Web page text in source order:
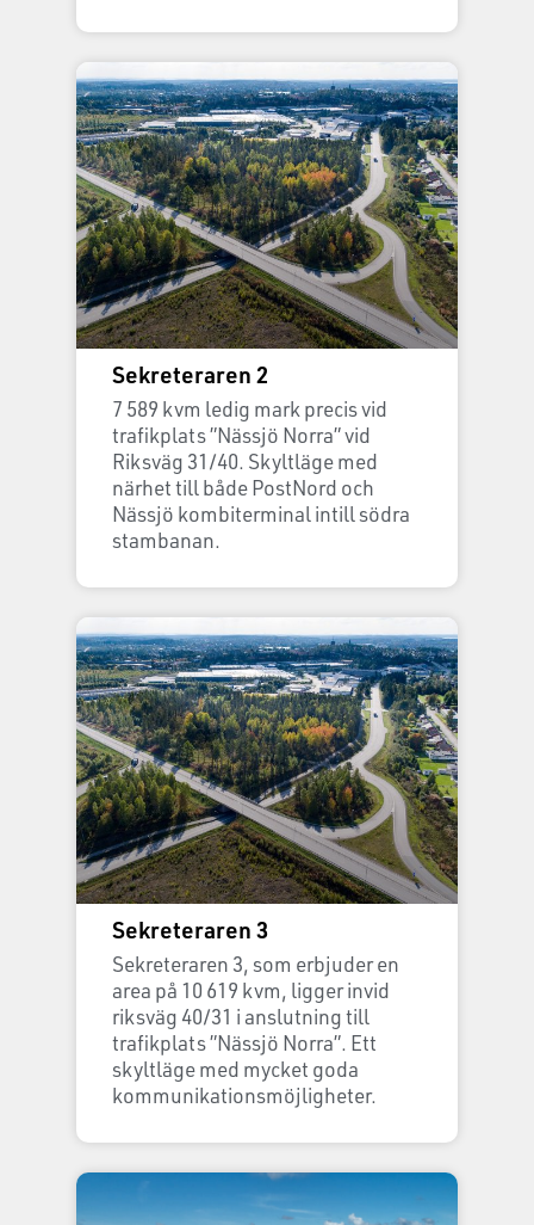
Sekreteraren 2
7 589 kvm ledig mark precis vid
trafikplats ”Nässjö Norra” vid
Riksväg 31/40. Skyltläge med
närhet till både PostNord och
Nässjö kombiterminal intill södra
stambanan.
Sekreteraren 3
Sekreteraren 3, som erbjuder en
area på 10 619 kvm, ligger invid
riksväg 40/31 i anslutning till
trafikplats ”Nässjö Norra”. Ett
skyltläge med mycket goda
kommunikationsmöjligheter.